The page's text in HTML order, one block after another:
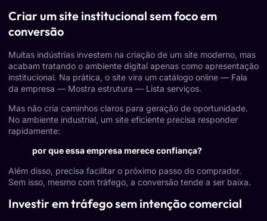
Criar um site institucional sem foco em
conversão
Muitas indústrias investem na criação de um site moderno, mas
acabam tratando o ambiente digital apenas como apresentação
institucional. Na prática, o site vira um catálogo online — Fala
da empresa — Mostra estrutura — Lista serviços.
Mas não cria caminhos claros para geração de oportunidade.
No ambiente industrial, um site eficiente precisa responder
rapidamente:
por que essa empresa merece confiança?
Além disso, precisa facilitar o próximo passo do comprador.
Sem isso, mesmo com tráfego, a conversão tende a ser baixa.
Investir em tráfego sem intenção comercial